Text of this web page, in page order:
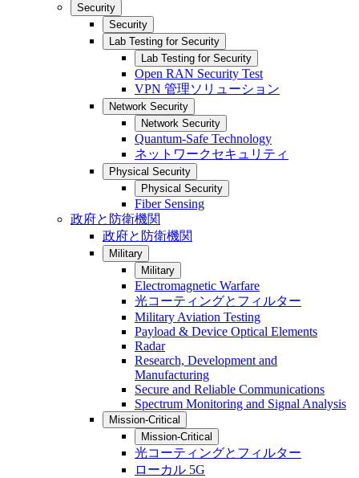
Security
Security
Lab Testing for Security
Lab Testing for Security
Open RAN Security Test
VPN 管理ソリューション
Network Security
Network Security
Quantum-Safe Technology
ネットワークセキュリティ
Physical Security
Physical Security
Fiber Sensing
政府と防衛機関
政府と防衛機関
Military
Military
Electromagnetic Warfare
光コーティングとフィルター
Military Aviation Testing
Payload & Device Optical Elements
Radar
Research, Development and
Manufacturing
Secure and Reliable Communications
Spectrum Monitoring and Signal Analysis
Mission-Critical
Mission-Critical
光コーティングとフィルター
ローカル 5G